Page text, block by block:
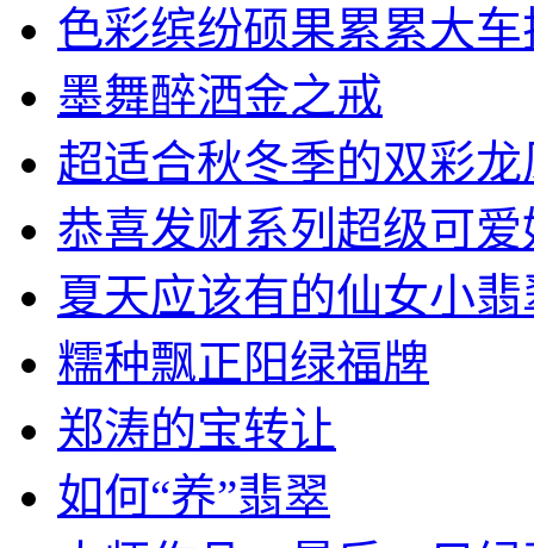
色彩缤纷硕果累累大车
墨舞醉洒金之戒
超适合秋冬季的双彩龙
恭喜发财系列超级可爱
夏天应该有的仙女小翡
糯种飘正阳绿福牌
郑涛的宝转让
如何“养”翡翠